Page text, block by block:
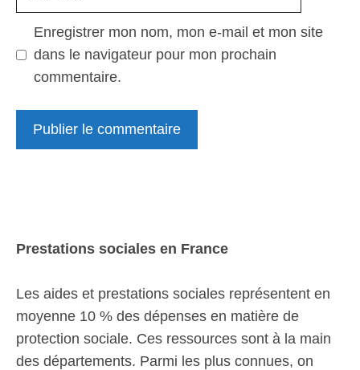
Enregistrer mon nom, mon e-mail et mon site
dans le navigateur pour mon prochain
commentaire.
Prestations sociales en France
Les aides et prestations sociales représentent en
moyenne 10 % des dépenses en matière de
protection sociale. Ces ressources sont à la main
des départements. Parmi les plus connues, on